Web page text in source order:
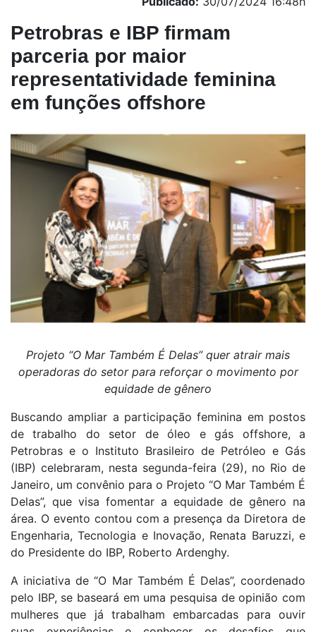
Petrobras e IBP firmam
parceria por maior
representatividade feminina
em funções offshore
Projeto “O Mar Também É Delas” quer atrair mais
operadoras do setor para reforçar o movimento por
equidade de gênero
Buscando ampliar a participação feminina em postos
de trabalho do setor de óleo e gás offshore, a
Petrobras e o Instituto Brasileiro de Petróleo e Gás
(IBP) celebraram, nesta segunda-feira (29), no Rio de
Janeiro, um convênio para o Projeto “O Mar Também É
Delas”, que visa fomentar a equidade de gênero na
área. O evento contou com a presença da Diretora de
Engenharia, Tecnologia e Inovação, Renata Baruzzi, e
do Presidente do IBP, Roberto Ardenghy.
A iniciativa de “O Mar Também É Delas”, coordenado
pelo IBP, se baseará em uma pesquisa de opinião com
mulheres que já trabalham embarcadas para ouvir